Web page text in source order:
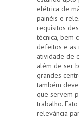
elétrica de
painéis e
requisitos
técnica, bem
defeitos e as
atividade de
além de ser
grandes
também
que servem
trabalho.
relevância